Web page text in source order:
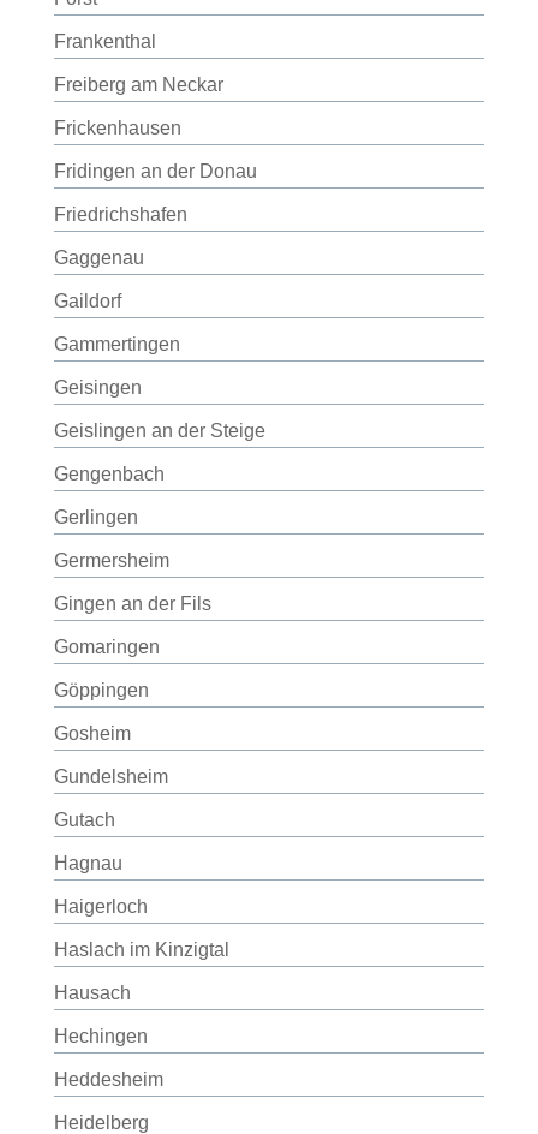
Frankenthal
Freiberg am Neckar
Frickenhausen
Fridingen an der Donau
Friedrichshafen
Gaggenau
Gaildorf
Gammertingen
Geisingen
Geislingen an der Steige
Gengenbach
Gerlingen
Germersheim
Gingen an der Fils
Gomaringen
Göppingen
Gosheim
Gundelsheim
Gutach
Hagnau
Haigerloch
Haslach im Kinzigtal
Hausach
Hechingen
Heddesheim
Heidelberg